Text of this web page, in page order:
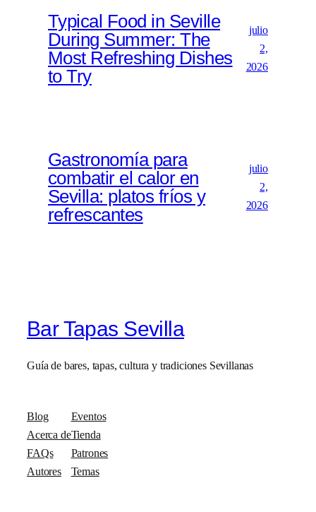
Typical Food in Seville
During Summer: The
Most Refreshing Dishes
to Try
julio
2,
2026
Gastronomía para
combatir el calor en
Sevilla: platos fríos y
refrescantes
julio
2,
2026
Bar Tapas Sevilla
Guía de bares, tapas, cultura y tradiciones Sevillanas
Blog
Acerca de
FAQs
Autores
Eventos
Tienda
Patrones
Temas